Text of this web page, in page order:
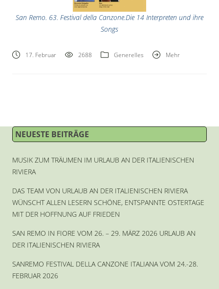
San Remo. 63. Festival della Canzone.Die 14 Interpreten und ihre
Songs
17. Februar 2688 Generelles Mehr
NEUESTE BEITRÄGE
MUSIK ZUM TRÄUMEN IM URLAUB AN DER ITALIENISCHEN
RIVIERA
DAS TEAM VON URLAUB AN DER ITALIENISCHEN RIVIERA
WÜNSCHT ALLEN LESERN SCHÖNE, ENTSPANNTE OSTERTAGE
MIT DER HOFFNUNG AUF FRIEDEN
SAN REMO IN FIORE VOM 26. – 29. MÄRZ 2026 URLAUB AN
DER ITALIENISCHEN RIVIERA
SANREMO FESTIVAL DELLA CANZONE ITALIANA VOM 24.-28.
FEBRUAR 2026